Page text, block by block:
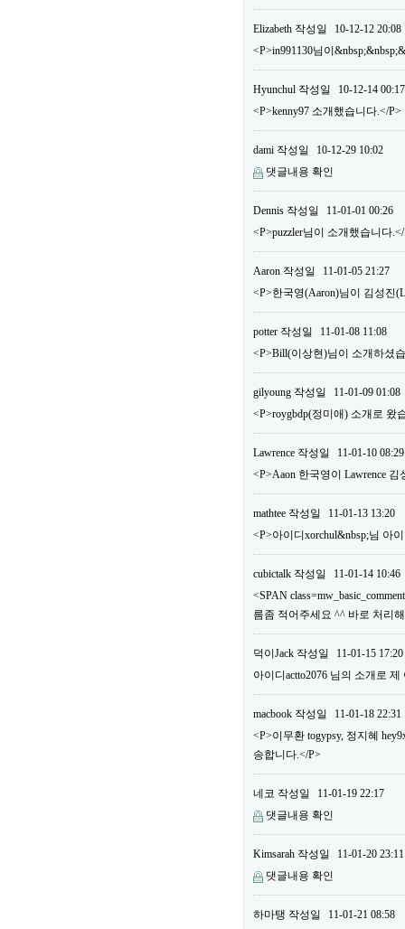
Elizabeth 작성일
10-12-12 20:08
<P>in991130님이
Hyunchul 작성일
10-12-14 00:17
<P>kenny97 소개했습니다.</P>
dami 작성일
10-12-29 10:02
댓글내용 확인
Dennis 작성일
11-01-01 00:26
<P>puzzler님이 소개했습니다
Aaron 작성일
11-01-05 21:27
<P>한국영(Aaron)님이 김성진
potter 작성일
11-01-08 11:08
<P>Bill(이상현)님이 소개하셨
gilyoung 작성일
11-01-09 01:08
<P>roygbdp(정미애) 소개로 왔
Lawrence 작성일
11-01-10 08:29
<P>Aaon 한국영이 Lawrence
mathtee 작성일
11-01-13 13:20
<P>아이디xorchul&nbsp;님 아
cubictalk 작성일
11-01-14 10:46
<SPAN
름좀 적어주세요 ^^ 바로 처리
덕이Jack 작성일
11-01-15 17:20
아이디actto2076 님의 소개로
macbook 작성일
11-01-18 22:31
<P>이무환 togypsy, 정지혜
송합니다.</P>
네코 작성일
11-01-19 22:17
댓글내용 확인
Kimsarah 작성일
11-01-20 23:11
댓글내용 확인
하마탱 작성일
11-01-21 08:58